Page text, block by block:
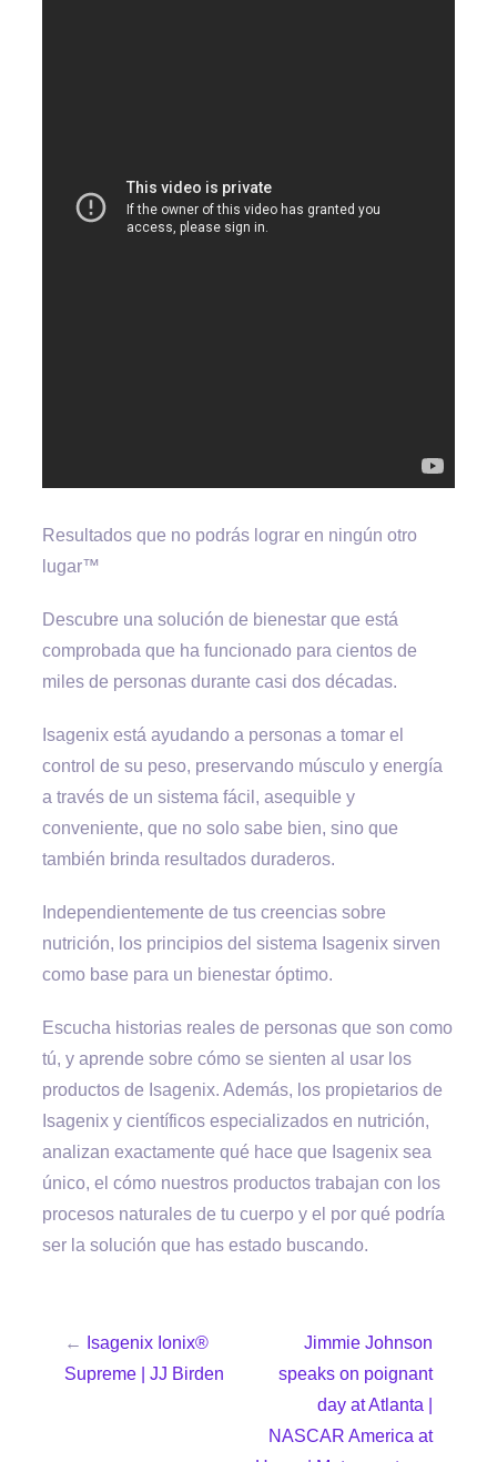
Resultados que no podrás lograr en ningún otro
lugar™
Descubre una solución de bienestar que está
comprobada que ha funcionado para cientos de
miles de personas durante casi dos décadas.
Isagenix está ayudando a personas a tomar el
control de su peso, preservando músculo y energía
a través de un sistema fácil, asequible y
conveniente, que no solo sabe bien, sino que
también brinda resultados duraderos.
Independientemente de tus creencias sobre
nutrición, los principios del sistema Isagenix sirven
como base para un bienestar óptimo.
Escucha historias reales de personas que son como
tú, y aprende sobre cómo se sienten al usar los
productos de Isagenix. Además, los propietarios de
Isagenix y científicos especializados en nutrición,
analizan exactamente qué hace que Isagenix sea
único, el cómo nuestros productos trabajan con los
procesos naturales de tu cuerpo y el por qué podría
ser la solución que has estado buscando.
←
Isagenix Ionix®
Supreme | JJ Birden
Jimmie Johnson
speaks on poignant
day at Atlanta |
NASCAR America at